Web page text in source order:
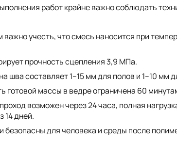
работ крайне важно соблюдать
учесть, что смесь наносится при
прочность сцепления 3,9 МПа.
шва составляет 1–15 мм для полов и 1–10 мм
готовой массы в ведре ограничена 60
возможен через 24 часа, полная
14 дней.
безопасны для человека и среды после